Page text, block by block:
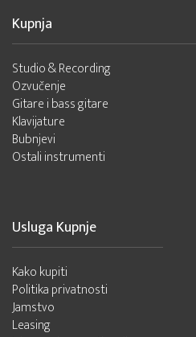
Kupnja
Studio & Recording
Ozvučenje
Gitare i bass gitare
Klavijature
Bubnjevi
Ostali instrumenti
Usluga Kupnje
Kako kupiti
Politika privatnosti
Jamstvo
Leasing